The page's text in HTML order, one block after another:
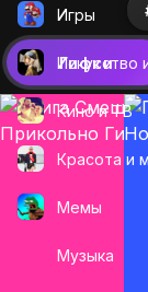
Игры
Искусcтво
Кино и ТВ
Красота и
Мемы
Музыка
Гифки